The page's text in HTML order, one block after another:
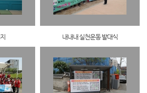
내내내 실천운동 발대식